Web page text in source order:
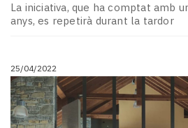
La iniciativa, que ha comptat amb
anys, es repetirà durant la tardor
25/04/2022